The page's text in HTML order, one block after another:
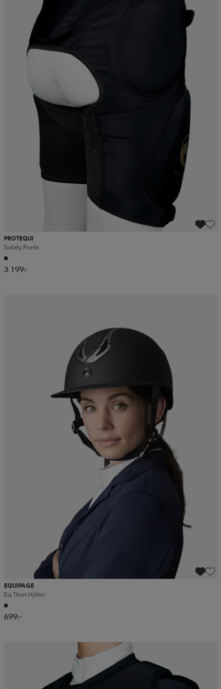
PROTEQUI
Safety Pants
3 199:-
EQUIPAGE
Eq Titan Hjälm
699:-